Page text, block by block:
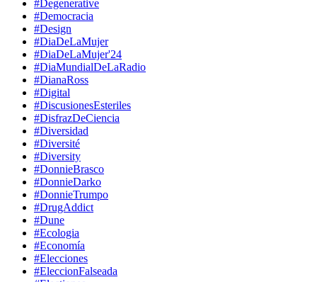
#Degenerative
#Democracia
#Design
#DiaDeLaMujer
#DiaDeLaMujer'24
#DiaMundialDeLaRadio
#DianaRoss
#Digital
#DiscusionesEsteriles
#DisfrazDeCiencia
#Diversidad
#Diversité
#Diversity
#DonnieBrasco
#DonnieDarko
#DonnieTrumpo
#DrugAddict
#Dune
#Ecologia
#Economía
#Elecciones
#EleccionFalseada